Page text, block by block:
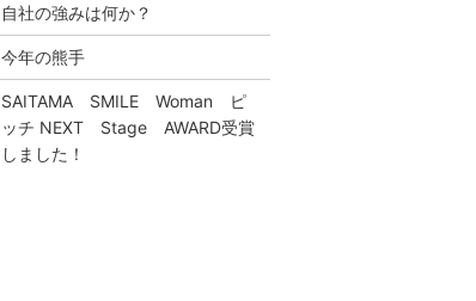
自社の強みは何か？
今年の熊手
SAITAMA SMILE Woman ピ
ッチ NEXT Stage AWARD受賞
しました！